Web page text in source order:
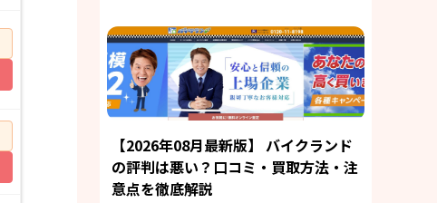
【2026年08月最新版】 バイクランド
の評判は悪い？口コミ・買取方法・注
意点を徹底解説